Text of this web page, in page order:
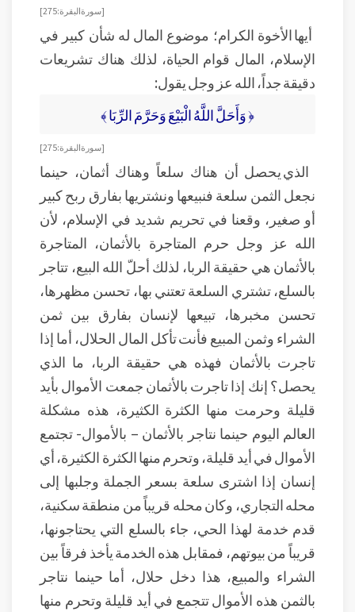
[سورة البقرة: 275]
أيها الأخوة الكرام؛ موضوع المال له شأن كبير في
الإسلام، المال قوام الحياة، لذلك هناك تشريعات
دقيقة جداً، الله عز وجل يقول:
﴿ وَأَحَلَّ اللَّهُ الْبَيْعَ وَحَرَّمَ الرِّبَا ﴾
[سورة البقرة: 275]
الذي يحصل أن هناك سلعاً وهناك أثمان، حينما
نجعل الثمن سلعة فنبيعها ونشتريها بفارق ربح كبير
أو صغير، وقعنا في تحريم شديد في الإسلام، لأن
الله عز وجل حرم المتاجرة بالأثمان، المتاجرة
بالأثمان هي حقيقة الربا، لذلك أحلّ الله البيع، تتاجر
بالسلع، تشتري السلعة تعتني بها، تحسن مظهرها،
تحسن مخبرها، تبيعها لإنسان بفارق بين ثمن
الشراء وثمن المبيع فأنت تأكل المال الحلال، أما إذا
تاجرت بالأثمان فهذه هي حقيقة الربا، ما الذي
يحصل؟ إنك إذا تاجرت بالأثمان جمعت الأموال بأيد
قليلة وحرمت منها الكثرة الكثيرة، هذه مشكلة
العالم اليوم حينما نتاجر بالأثمان – بالأموال- تجتمع
الأموال في أيد قليلة، وتحرم منها الكثرة الكثيرة، أي
إنسان إذا اشترى سلعة بسعر الجملة وجلبها إلى
محله التجاري، وكان محله قريباً من منطقة سكنية،
قدم خدمة لهذا الحي، جاء بالسلع التي يحتاجونها،
قريباً من بيوتهم، فمقابل هذه الخدمة يأخذ فرقاً بين
الشراء والمبيع، هذا دخل حلال، أما حينما نتاجر
بالثمن هذه الأموال تتجمع في أيد قليلة وتحرم منها